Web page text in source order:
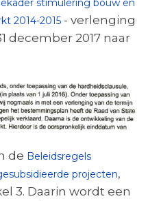
stimulering bouw en
2014-2015 - verlenging
december 2017 naar
de Beleidsregels
projecten,
3. Daarin wordt een